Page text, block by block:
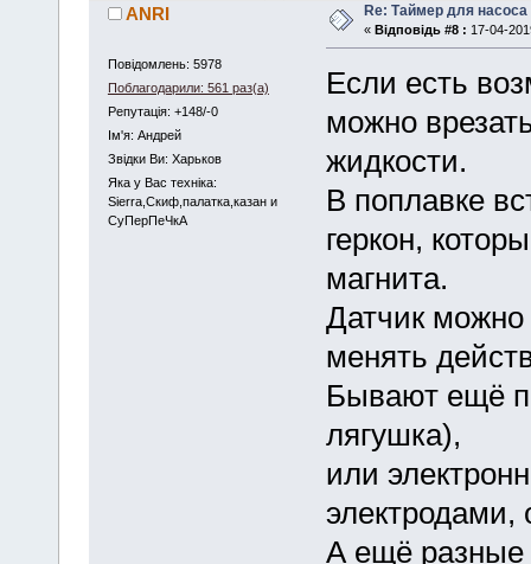
ANRI
Повідомлень: 5978
Поблагодарили: 561 раз(а)
Репутація: +148/-0
Iм'я: Андрей
Звідки Ви: Харьков
Яка у Вас техніка:
Sierra,Скиф,палатка,казан и
СуПерПеЧкА
Re: Таймер для насоса
« Відповідь #8 : 17-04-
Если есть
можно
жидкости.
В поплавке
геркон,
магнита.
Датчик можно
менять
Бывают ещё
лягушка),
или
А ещё разные